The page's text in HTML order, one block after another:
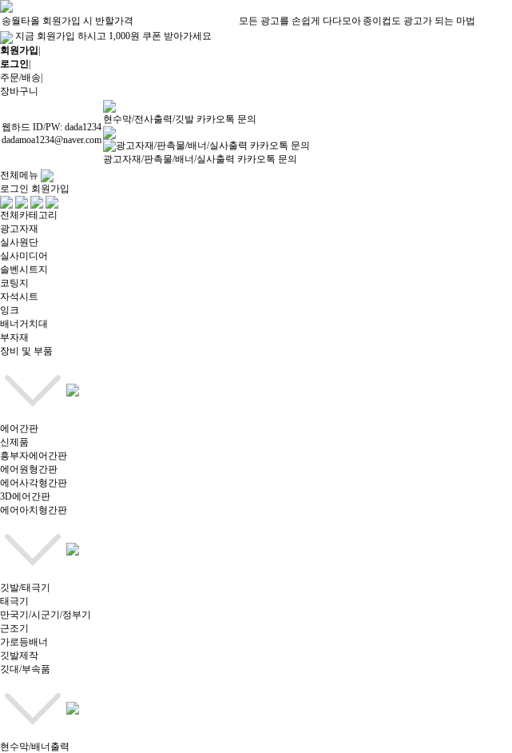
송월타올 회원가입 시 반할가격 모든 광고를 손쉽게 다다모아 종이컵도 광고가 되는 마법
지금 회원가입 하시고 1,000원 쿠폰 받아가세요
회원가입|
로그인|
주문/배송|
장바구니
웹하드 ID/PW: dada1234
dadamoa1234@naver.com
현수막/전사출력/깃발 카카오톡 문의
광고자재/판촉물/배너/실사출력 카카오톡 문의
전체메뉴
로그인 회원가입
전체카테고리
광고자재
실사원단
실사미디어
솔벤시트지
코팅지
자석시트
잉크
배너거치대
부자재
장비 및 부품
에어간판
신제품
흥부자에어간판
에어원형간판
에어사각형간판
3D에어간판
에어아치형간판
깃발/태극기
태극기
만국기/시군기/정부기
근조기
가로등배너
깃발제작
깃대/부속품
현수막/배너출력